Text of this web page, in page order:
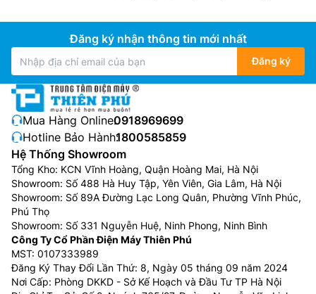
Đăng ký nhận thông tin mới nhất
Đăng ký
Mua Hàng Online:0918969699
Hotline Bảo Hành:1800585859
Hệ Thống Showroom
Tổng Kho: KCN Vĩnh Hoàng, Quận Hoàng Mai, Hà Nội
Showroom: Số 488 Hà Huy Tập, Yên Viên, Gia Lâm, Hà Nội
Showroom: Số 89A Đường Lạc Long Quân, Phường Vĩnh Phúc,
Phú Thọ
Showroom: Số 331 Nguyễn Huệ, Ninh Phong, Ninh Bình
Công Ty Cổ Phần Điện Máy Thiên Phú
MST: 0107333989
Đăng Ký Thay Đổi Lần Thứ: 8, Ngày 05 tháng 09 năm 2024
Nơi Cấp: Phòng DKKD - Sở Kế Hoạch và Đầu Tư TP Hà Nội